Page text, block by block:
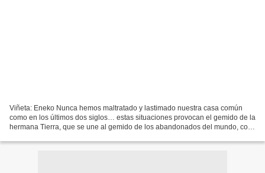
Viñeta: Eneko Nunca hemos maltratado y lastimado nuestra casa común
como en los últimos dos siglos… estas situaciones provocan el gemido de la
hermana Tierra, que se une al gemido de los abandonados del mundo, con